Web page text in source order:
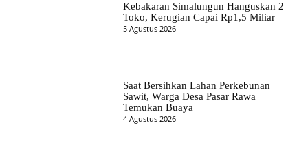
Kebakaran Simalungun Hanguskan 2
Toko, Kerugian Capai Rp1,5 Miliar
5 Agustus 2026
Saat Bersihkan Lahan Perkebunan
Sawit, Warga Desa Pasar Rawa
Temukan Buaya
4 Agustus 2026